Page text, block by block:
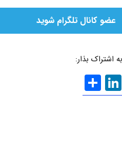
عضو کانال تلگرام شوید
اشتراک بذار:
Email
LinkedIn
گذاری